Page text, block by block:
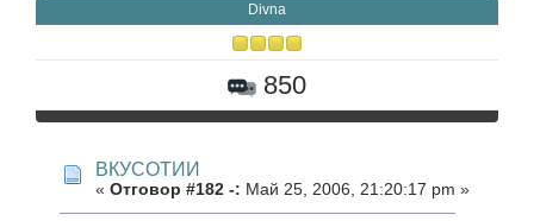
Divna
850
ВКУСОТИИ
« Отговор #182 -: Май 25, 2006, 21:20:17 pm »